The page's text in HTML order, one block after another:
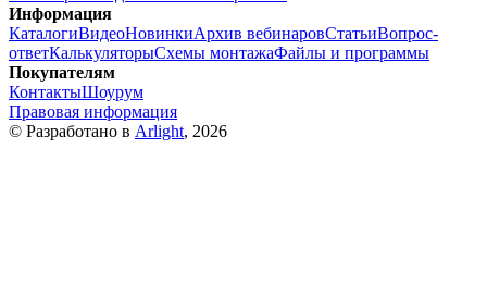
Информация
КаталогиВидеоНовинкиАрхив вебинаровСтатьиВопрос-
ответКалькуляторыСхемы монтажаФайлы и программы
Покупателям
КонтактыШоурум
Правовая информация
© Разработано в Arlight, 2026